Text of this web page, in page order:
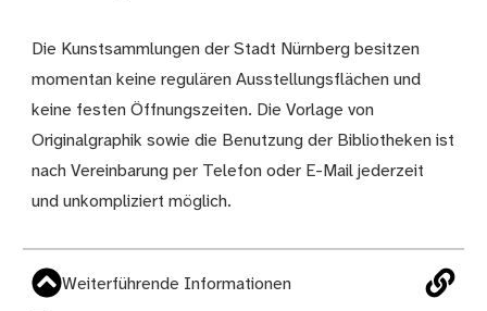
Die Kunstsammlungen der Stadt Nürnberg besitzen
momentan keine regulären Ausstellungsflächen und
keine festen Öffnungszeiten. Die Vorlage von
Originalgraphik sowie die Benutzung der Bibliotheken ist
nach Vereinbarung per Telefon oder E-Mail jederzeit
und unkompliziert möglich.
Weiterführende Informationen